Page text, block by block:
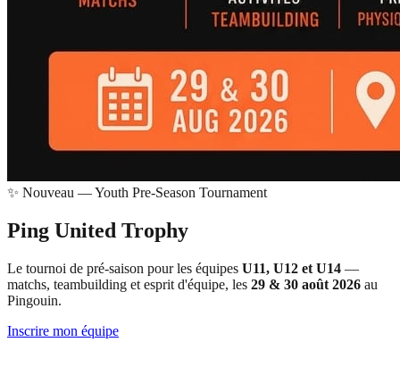
✨ Nouveau — Youth Pre-Season Tournament
Ping United Trophy
Le tournoi de pré-saison pour les équipes U11, U12 et U14 —
matchs, teambuilding et esprit d'équipe, les 29 & 30 août 2026 au
Pingouin.
Inscrire mon équipe